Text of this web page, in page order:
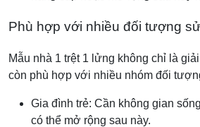
Phù hợp với nhiều đối tượng
Mẫu nhà 1 trệt 1 lửng không chỉ là
còn phù hợp với nhiều nhóm đối
Gia đình trẻ: Cần không gian
có thể mở rộng sau này.